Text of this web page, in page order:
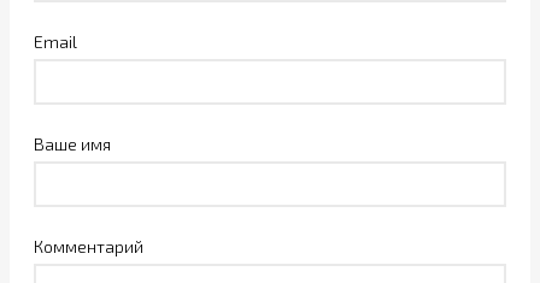
Email
Ваше имя
Комментарий